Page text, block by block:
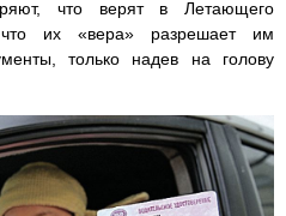
что верят в Летающего
их «вера» разрешает им
только надев на голову